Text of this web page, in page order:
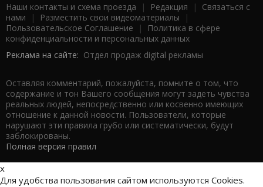
Наши контакты и схема проезда | Редакция | Связаться с
нами | Разместить свои видеоматериалы |
Пользовательское Соглашение |
Политика в сфере
конфиденциальности и персональных данных
Реклама на сайте: Отдел продаж digital рекламы
Оставляя комментарий, пожалуйста, помните о том, что
содержание и тон Вашего сообщения могут задеть чувства
реальных людей, непосредственно или косвенно имеющих
отношение к данной новости. Пользователи, которые
нарушают эти правила грубо или систематически, будут
заблокированы.
Полная версия правил
x
Для удобства пользования сайтом используются Cookies.